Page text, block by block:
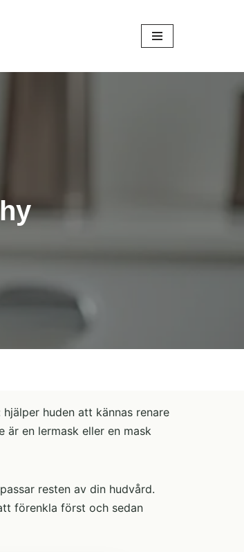
huden att kännas renare
är en lermask eller en mask
resten av din hudvård.
förenkla först och sedan